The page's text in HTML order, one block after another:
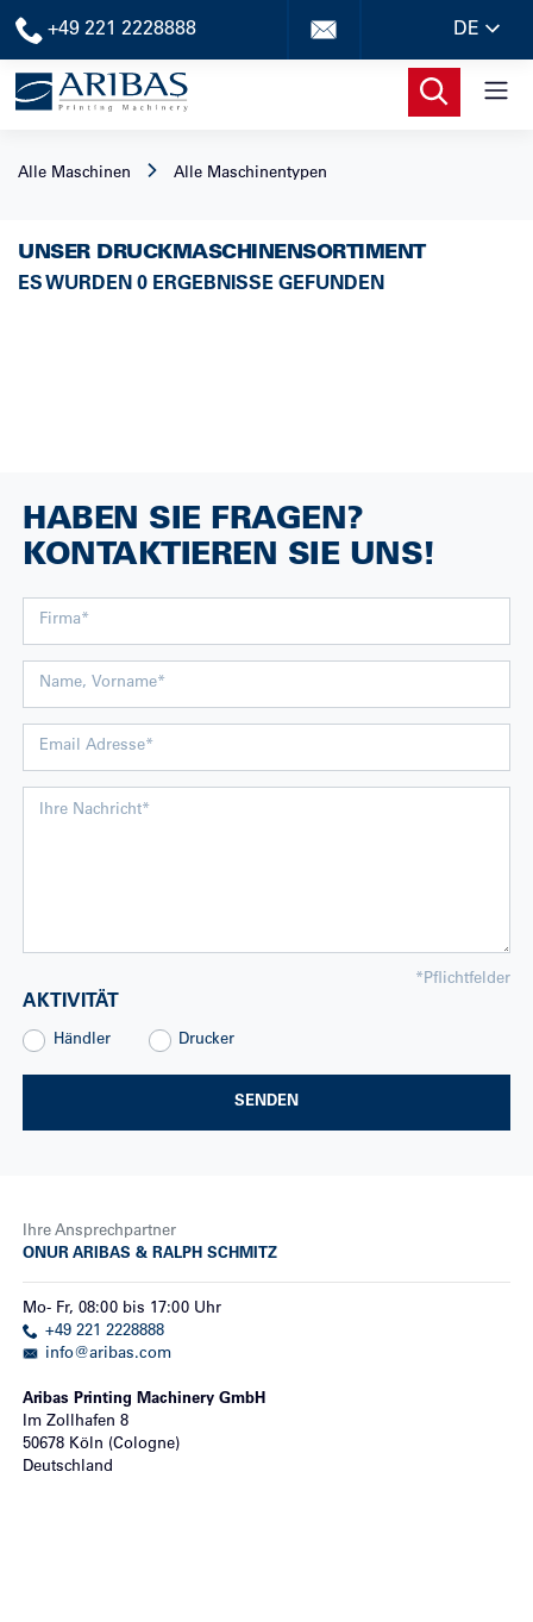
+49 221 2228888 DE
Alle Maschinen Alle Maschinentypen
UNSER DRUCKMASCHINENSORTIMENT
ES WURDEN 0 ERGEBNISSE GEFUNDEN
HABEN SIE FRAGEN?
KONTAKTIEREN SIE UNS!
*Pflichtfelder
AKTIVITÄT
Händler Drucker
SENDEN
Ihre Ansprechpartner
ONUR ARIBAS & RALPH SCHMITZ
Mo- Fr,08:00 bis 17:00 Uhr
+49 221 2228888
info@aribas.com
Aribas Printing Machinery GmbH
Im Zollhafen 8
50678 Köln (Cologne)
Deutschland